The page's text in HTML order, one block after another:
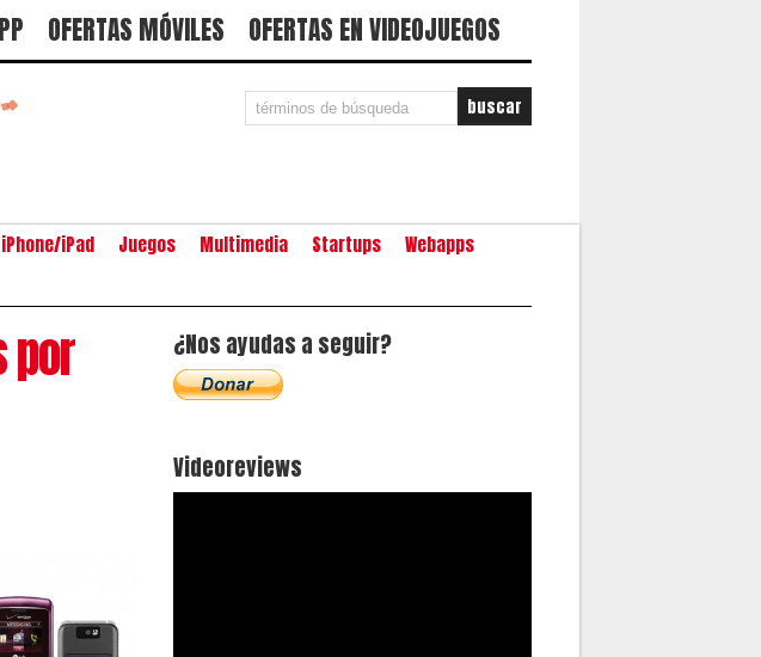
OFERTAS MÓVILES OFERTAS EN VIDEOJUEGOS
iPhone/iPad Juegos Multimedia Startups
Webapps
por ¿Nos ayudas a seguir?
Videoreviews